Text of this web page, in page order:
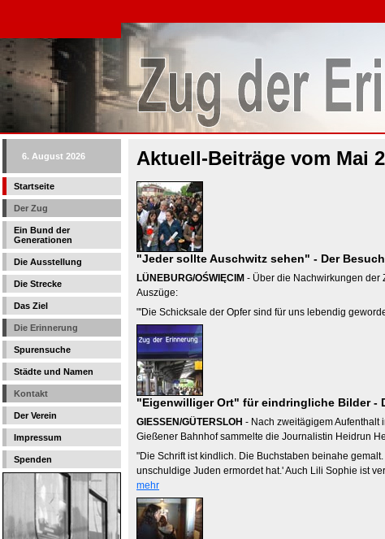
6. August 2026
Startseite
Der Zug
Ein Bund der
Generationen
Die Ausstellung
Die Strecke
Das Ziel
Die Erinnerung
Spurensuche
Städte und Namen
Kontakt
Der Verein
Impressum
Spenden
Aktuell-Beiträge vom Mai
"Jeder sollte Auschwitz sehen" - Der
LÜNEBURG/OŚWIĘCIM - Über die Nachwirkungen der
Auszüge:
"'Die Schicksale der Opfer sind für uns lebendig
"Eigenwilliger Ort" für eindringliche Bilder -
GIESSEN/GÜTERSLOH - Nach zweitägigem Aufenthalt
Gießener Bahnhof sammelte die Journalistin Heidrun
"Die Schrift ist kindlich. Die Buchstaben beinahe
unschuldige Juden ermordet hat.' Auch Lili Sophie ist
mehr